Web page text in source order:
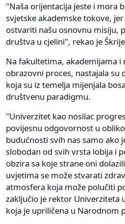
"Naša orijentacija jeste i mora
svjetske akademske tokove,
ostvariti našu osnovnu misiju,
društva u cjelini", rekao je
Na fakultetima, akademijama
obrazovni proces, nastajala su
koja su iz temelja mijenjala
društvenu paradigmu.
"Univerzitet kao nosilac
povijesnu odgovornost u
budućnosti svih nas samo ako
slobodan od svih vrsta lobija i
obzira sa koje strane oni
uvjetima se može stvarati
atmosfera koja može polučiti
zaključio je rektor Univerziteta
koja je upriličena u Narodnom